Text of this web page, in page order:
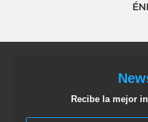
Recibe la mejor